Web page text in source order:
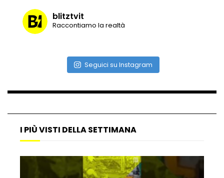
male
blitztvit
Raccontiamo la realtà
Seguici su Instagram
I PIÙ VISTI DELLA SETTIMANA